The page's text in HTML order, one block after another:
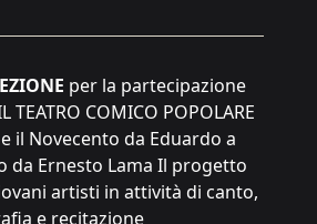
per la partecipazione
COMICO POPOLARE
il Novecento da Eduardo a
da Ernesto Lama Il progetto
artisti in attività di canto,
e recitazione